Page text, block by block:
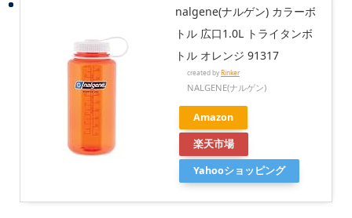
nalgene(ナルゲン) カラーボ
トル 広口1.0L トライタンボ
トル オレンジ 91317
created byRinker
NALGENE(ナルゲン)
Amazon
楽天市場
Yahooショッピング